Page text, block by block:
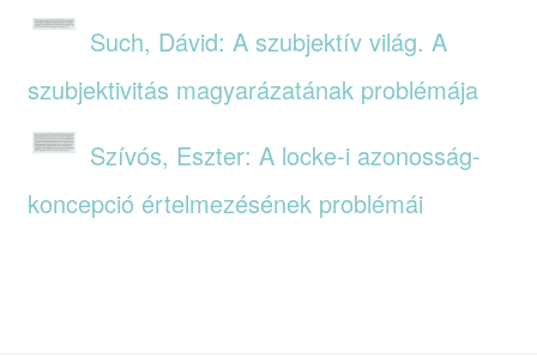
Such, Dávid: A szubjektív világ. A
szubjektivitás magyarázatának problémája
Szívós, Eszter: A locke-i azonosság-
koncepció értelmezésének problémái